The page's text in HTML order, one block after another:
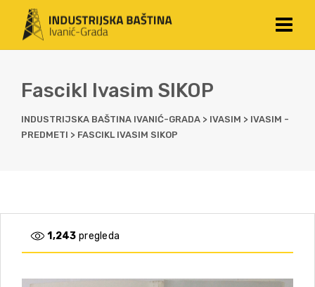
Fascikl Ivasim SIKOP
INDUSTRIJSKA BAŠTINA IVANIĆ-GRADA > IVASIM > IVASIM -
PREDMETI > FASCIKL IVASIM SIKOP
1,243 pregleda